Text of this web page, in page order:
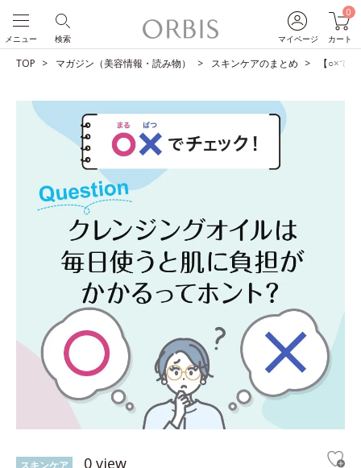
マイページ
0
カート
検索
メニュー
TOP マガジン（美容情報・読み物） スキンケアのまとめ 【○×で
スキンケア 0 view